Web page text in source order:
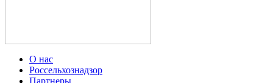
О нас
Россельхознадзор
Партнеры